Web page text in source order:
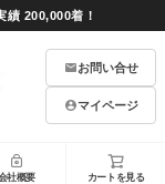
績 200,000着！
お問い合せ
マイページ
社概要 カートを見る